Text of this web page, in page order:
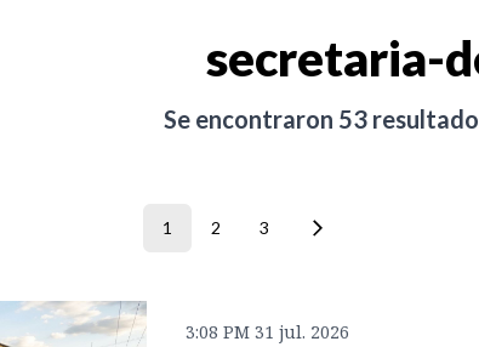
secretaria-
Se encontraron 53
1 2 3
3:08 PM 31 jul. 2026